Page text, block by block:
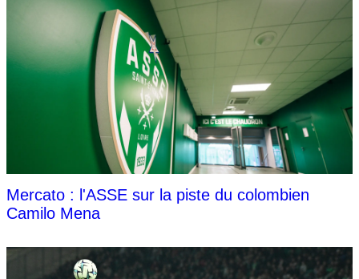
Mercato : l'ASSE sur la piste du colombien
Camilo Mena